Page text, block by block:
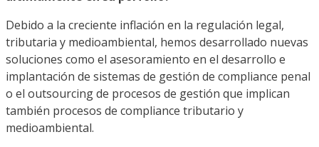
Debido a la creciente inflación en la regulación legal,
tributaria y medioambiental, hemos desarrollado nuevas
soluciones como el asesoramiento en el desarrollo e
implantación de sistemas de gestión de compliance penal
o el outsourcing de procesos de gestión que implican
también procesos de compliance tributario y
medioambiental.